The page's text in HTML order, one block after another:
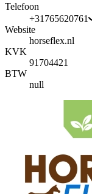
Telefoon
+31765620761
Website
horseflex.nl
KVK
91704421
BTW
null